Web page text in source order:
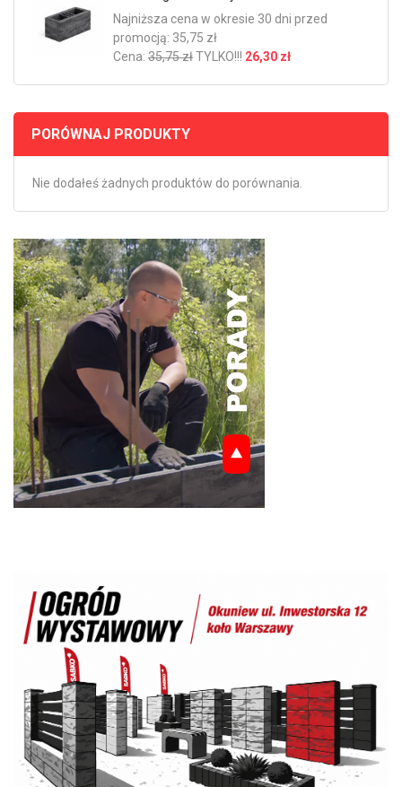
Najniższa cena w okresie 30 dni przed
promocją: 35,75 zł
Cena: 35,75 złTYLKO!!! 26,30 zł
PORÓWNAJ PRODUKTY
Nie dodałeś żadnych produktów do porównania.